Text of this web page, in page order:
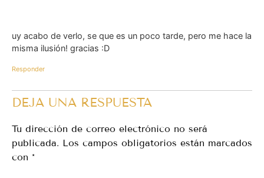
uy acabo de verlo, se que es un poco tarde, pero me hace la
misma ilusión! gracias :D
Responder
DEJA UNA RESPUESTA
Tu dirección de correo electrónico no será
publicada. Los campos obligatorios están marcados
con *